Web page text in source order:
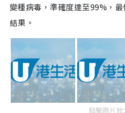
變種病毒，準確度達至99%，
結果。
點擊圖片放